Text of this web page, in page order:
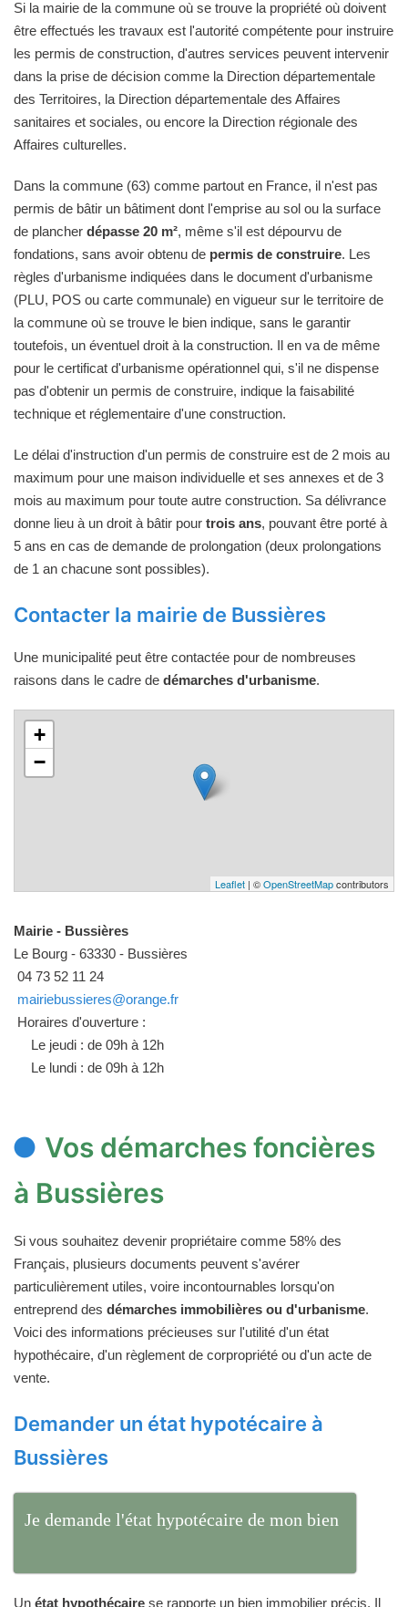
Si la mairie de la commune où se trouve la propriété où doivent
être effectués les travaux est l'autorité compétente pour instruire
les permis de construction, d'autres services peuvent intervenir
dans la prise de décision comme la Direction départementale
des Territoires, la Direction départementale des Affaires
sanitaires et sociales, ou encore la Direction régionale des
Affaires culturelles.
Dans la commune (63) comme partout en France, il n'est pas
permis de bâtir un bâtiment dont l'emprise au sol ou la surface
de plancher dépasse 20 m², même s'il est dépourvu de
fondations, sans avoir obtenu de permis de construire. Les
règles d'urbanisme indiquées dans le document d'urbanisme
(PLU, POS ou carte communale) en vigueur sur le territoire de
la commune où se trouve le bien indique, sans le garantir
toutefois, un éventuel droit à la construction. Il en va de même
pour le certificat d'urbanisme opérationnel qui, s'il ne dispense
pas d'obtenir un permis de construire, indique la faisabilité
technique et réglementaire d'une construction.
Le délai d'instruction d'un permis de construire est de 2 mois au
maximum pour une maison individuelle et ses annexes et de 3
mois au maximum pour toute autre construction. Sa délivrance
donne lieu à un droit à bâtir pour trois ans, pouvant être porté à
5 ans en cas de demande de prolongation (deux prolongations
de 1 an chacune sont possibles).
Contacter la mairie de Bussières
Une municipalité peut être contactée pour de nombreuses
raisons dans le cadre de démarches d'urbanisme.
+
−
Leaflet | ©OpenStreetMapcontributors
Mairie - Bussières
Le Bourg - 63330 - Bussières
04 73 52 11 24
mairiebussieres@orange.fr
Horaires d'ouverture :
Le jeudi : de 09h à 12h
Le lundi : de 09h à 12h
Vos démarches foncières
à Bussières
Si vous souhaitez devenir propriétaire comme 58% des
Français, plusieurs documents peuvent s'avérer
particulièrement utiles, voire incontournables lorsqu'on
entreprend des démarches immobilières ou d'urbanisme.
Voici des informations précieuses sur l'utilité d'un état
hypothécaire, d'un règlement de corpropriété ou d'un acte de
vente.
Demander un état hypotécaire à
Bussières
Je demande l'état hypotécaire de mon bien
Un état hypothécaire se rapporte un bien immobilier précis. Il